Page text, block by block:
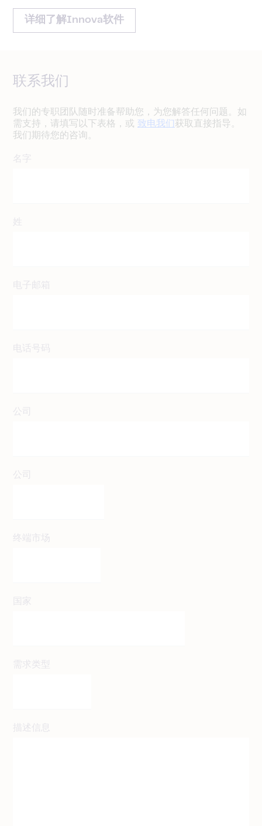
详细了解Innova软件
联系我们
我们的专职团队随时准备帮助您，为您解答任何问题。如
需支持，请填写以下表格，或 致电我们获取直接指导。
我们期待您的咨询。
名字
姓
电子邮箱
电话号码
公司
公司
终端市场
国家
需求类型
描述信息